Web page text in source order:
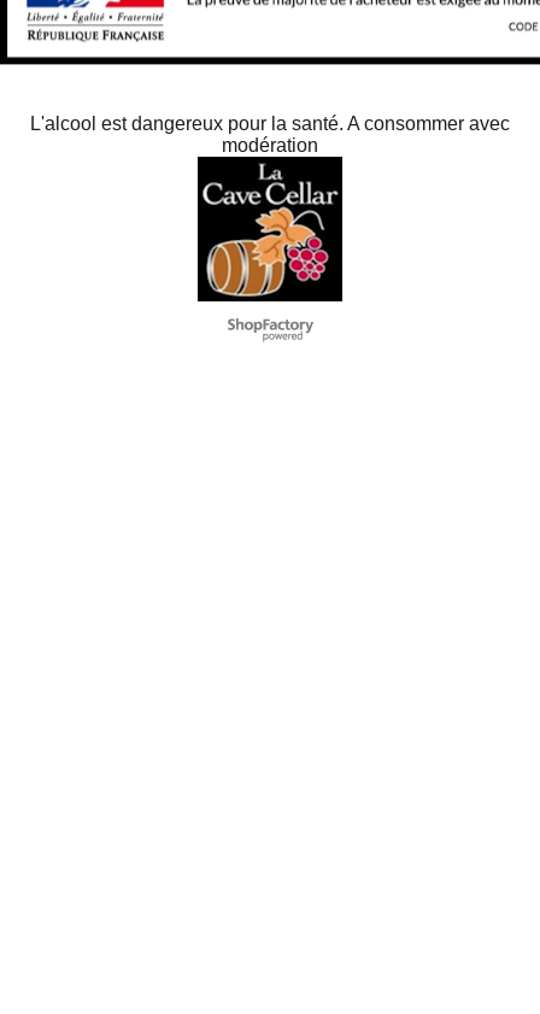
L'alcool est dangereux pour la santé. A consommer avec
modération
To create online store
ShopFactory eCommerce